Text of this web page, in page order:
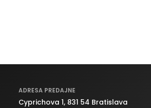
ADRESA PREDAJNE
Cyprichova 1, 831 54 Bratislava